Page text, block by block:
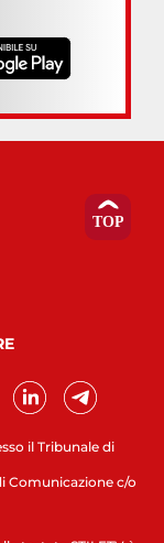
il Tribunale di
Comunicazione c/o